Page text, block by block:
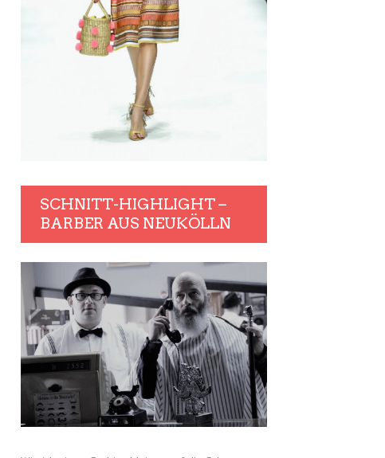
SCHNITT-HIGHLIGHT –
BARBER AUS NEUKÖLLN